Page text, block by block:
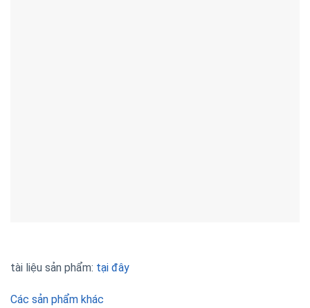
tài liệu sản phẩm: tại đây
Các sản phẩm khác